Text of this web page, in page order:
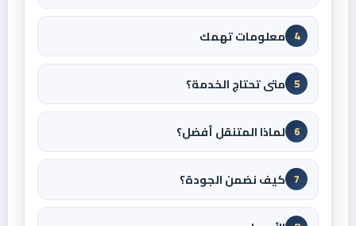
4 معلومات تهمك
5 متى تحتاج الخدمة؟
6 لماذا المتنقل أفضل؟
7 كيف نضمن الجودة؟